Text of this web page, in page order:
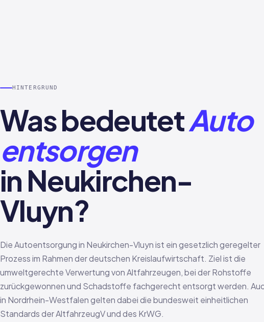
HINTERGRUND
Was bedeutetAuto
entsorgen
in Neukirchen-
Vluyn?
Die Autoentsorgung in Neukirchen-Vluyn ist ein gesetzlich geregelter
Prozess im Rahmen der deutschen Kreislaufwirtschaft. Ziel ist die
umweltgerechte Verwertung von Altfahrzeugen, bei der Rohstoffe
zurückgewonnen und Schadstoffe fachgerecht entsorgt werden.
in Nordrhein-Westfalen gelten dabei die bundesweit einheitlichen
Standards der AltfahrzeugV und des KrWG.